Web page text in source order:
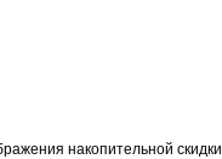
накопительной скидки